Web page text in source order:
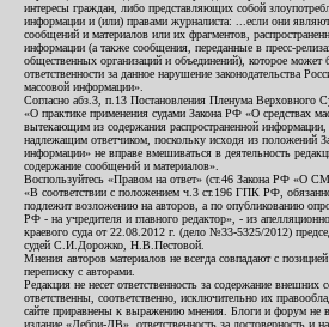
интересы граждан, либо представляющих собой
информации и (или) правами журналиста: ...если они
сообщений и материалов или их фрагментов,
информации (а также сообщения, переданные в пресс-
общественных организаций и объединений), которое может
ответственности за данное нарушение законодательства
массовой информации».
Согласно абз.3, п.13 Постановления Пленума
«О практике применения судами Закона РФ «О средствах
вытекающим из содержания распространенной информации,
надлежащим ответчиком, поскольку исходя из положений
информации» не вправе вмешиваться в деятельность
содержание сообщений и материалов».
Воспользуйтесь «Правом на ответ» (ст.46 Закона РФ «О
«В соответствии с положением ч.3 ст.196 ГПК РФ,
подлежит возложению на авторов, а по опубликованию
РФ - на учредителя и главного редактор», - из
краевого суда от 22.08.2012 г. (дело №33-5325/2012)
судей С.И.Дорожко, Н.В.Пестовой.
Мнения авторов материалов не всегда совпадают с
переписку с авторами.
Редакция не несет ответственность за содержание
ответственны, соответственно, исключительно их
сайте приравнены к выражению мнения. Блоги и форум не
издание «Дебри-ДВ», ответственность за достоверность и